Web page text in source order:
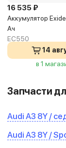
16 535 ₽
Аккумулятор
Ач
EC550
14
в 1
Запчасти
Audi A3 8Y /
Audi A3 8Y /